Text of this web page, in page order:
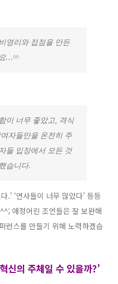
영리와 접점을 만든
…^^
이 너무 좋았고, 격식
자들만을 온전히 주
들 입장에서 모든 것
습니다.
.’ ‘연사들이 너무 많았다’ 등등
애정어린 조언들은 잘 보완해
런스를 만들기 위해 노력하겠습
신의 주체일 수 있을까?’